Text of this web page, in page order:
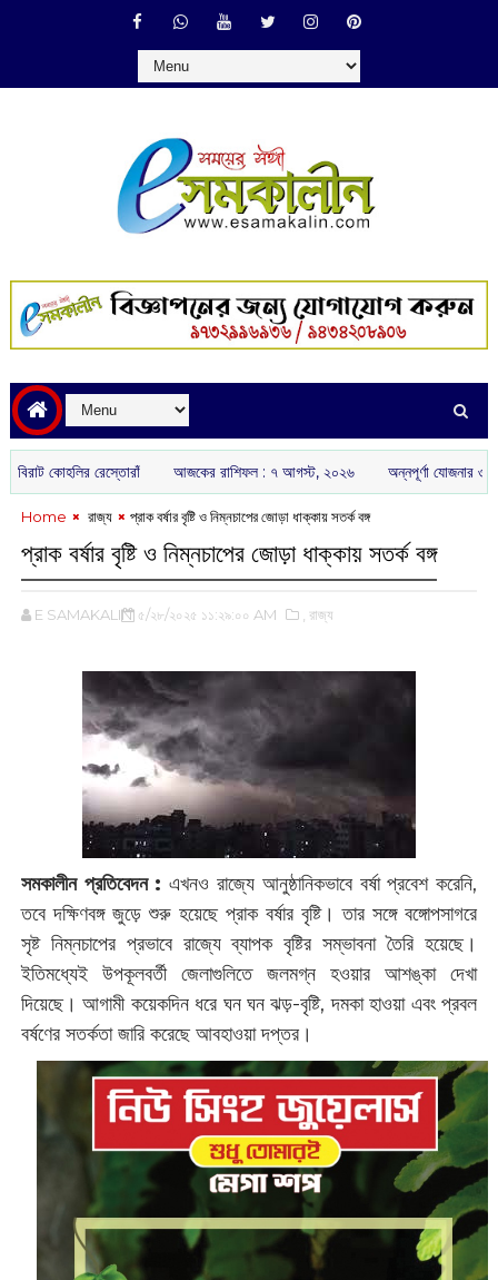
রেস্তোরাঁ আজকের রাশিফল :‌ ‌‌৭ আগস্ট, ২০২৬ অন্নপূর্ণা যোজনার ৩০০০ টাকা
Home ‌ রাজ্য প্রাক বর্ষার বৃষ্টি ও নিম্নচাপের জোড়া ধাক্কায় সতর্ক বঙ্গ
প্রাক বর্ষার বৃষ্টি ও নিম্নচাপের জোড়া ধাক্কায় সতর্ক বঙ্গ
E SAMAKALIN ৫/২৮/২০২৫ ১১:২৯:০০ AM ,‌ রাজ্য
সমকালীন প্রতিবেদন : এখনও রাজ্যে আনুষ্ঠানিকভাবে বর্ষা প্রবেশ করেনি,
তবে দক্ষিণবঙ্গ জুড়ে শুরু হয়েছে প্রাক বর্ষার বৃষ্টি। তার সঙ্গে বঙ্গোপসাগরে
সৃষ্ট নিম্নচাপের প্রভাবে রাজ্যে ব্যাপক বৃষ্টির সম্ভাবনা তৈরি হয়েছে।
ইতিমধ্যেই উপকূলবর্তী জেলাগুলিতে জলমগ্ন হওয়ার আশঙ্কা দেখা
দিয়েছে। আগামী কয়েকদিন ধরে ঘন ঘন ঝড়-বৃষ্টি, দমকা হাওয়া এবং প্রবল
বর্ষণের সতর্কতা জারি করেছে আবহাওয়া দপ্তর।